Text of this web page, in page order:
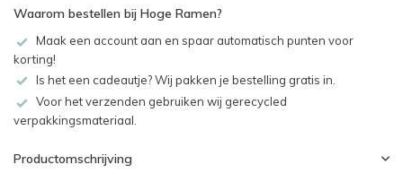
Waarom bestellen bij Hoge Ramen?
Maak een account aan en spaar automatisch punten voor
korting!
Is het een cadeautje? Wij pakken je bestelling gratis in.
Voor het verzenden gebruiken wij gerecycled
verpakkingsmateriaal.
Productomschrijving